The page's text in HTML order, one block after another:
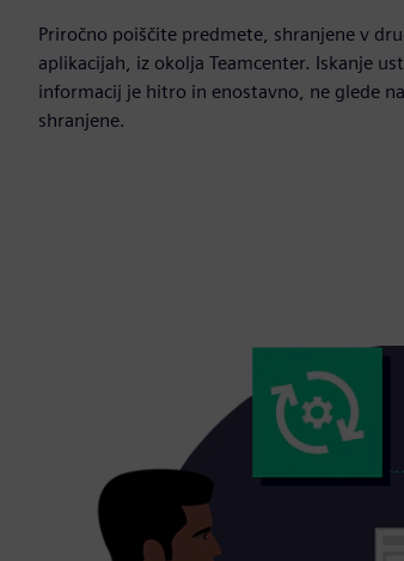
Priročno poiščite predmete, shranjene v
aplikacijah, iz okolja Teamcenter. Iskanje
informacij je hitro in enostavno, ne glede
shranjene.